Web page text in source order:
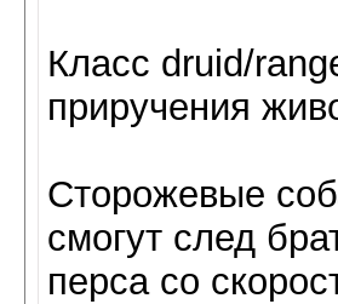
Класс druid/
приручения
Сторожевые
смогут след
перса со